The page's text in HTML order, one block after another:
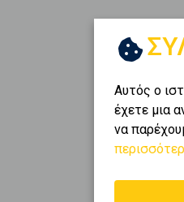
Αυτός ο
έχετε μια
να